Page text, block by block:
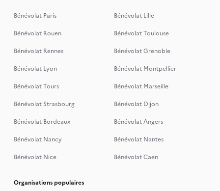
Bénévolat Paris
Bénévolat Lille
Bénévolat Rouen
Bénévolat Toulouse
Bénévolat Rennes
Bénévolat Grenoble
Bénévolat Lyon
Bénévolat Montpellier
Bénévolat Tours
Bénévolat Marseille
Bénévolat Strasbourg
Bénévolat Dijon
Bénévolat Bordeaux
Bénévolat Angers
Bénévolat Nancy
Bénévolat Nantes
Bénévolat Nice
Bénévolat Caen
Organisations populaires